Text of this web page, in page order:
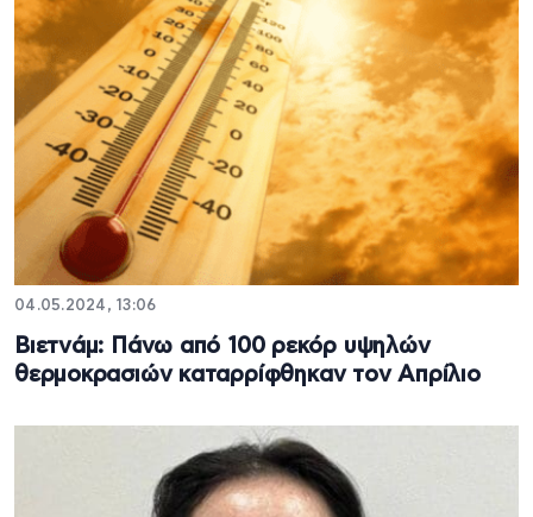
04.05.2024, 13:06
Βιετνάμ: Πάνω από 100 ρεκόρ υψηλών
θερμοκρασιών καταρρίφθηκαν τον Απρίλιο